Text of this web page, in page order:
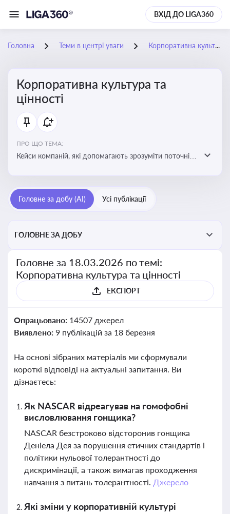
ВХІД ДО LIGA360
Головна Теми в центрі уваги Корпоративна культура та цінності
Корпоративна культура та
цінності
ПРО ЩО ТЕМА:
Кейси компаній, які допомагають зрозуміти поточні
бізнес-середовища
Головне за добу (AI) Усі публікації
ГОЛОВНЕ ЗА ДОБУ
Головне за 18.03.2026 по темі:
Корпоративна культура та цінності
ЕКСПОРТ
Опрацьовано: 14507 джерел
Виявлено: 9 публікацій за 18 березня
На основі зібраних матеріалів ми сформували
короткі відповіді на актуальні запитання. Ви
дізнаєтесь:
Як NASCAR відреагував на гомофобні
висловлювання гонщика?
NASCAR безстроково відсторонив гонщика
Деніела Дея за порушення етичних стандартів і
політики нульової толерантності до
дискримінації, а також вимагав проходження
навчання з питань толерантності. Джерело
Які зміни у корпоративній культурі